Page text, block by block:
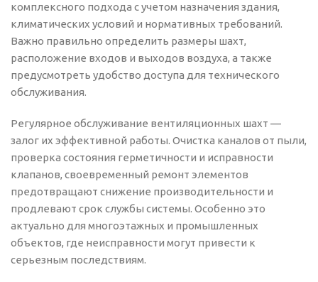
комплексного подхода с учетом назначения здания,
климатических условий и нормативных требований.
Важно правильно определить размеры шахт,
расположение входов и выходов воздуха, а также
предусмотреть удобство доступа для технического
обслуживания.
Регулярное обслуживание вентиляционных шахт —
залог их эффективной работы. Очистка каналов от пыли,
проверка состояния герметичности и исправности
клапанов, своевременный ремонт элементов
предотвращают снижение производительности и
продлевают срок службы системы. Особенно это
актуально для многоэтажных и промышленных
объектов, где неисправности могут привести к
серьезным последствиям.